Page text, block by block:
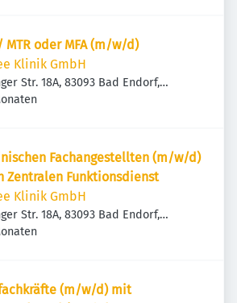
MTR oder MFA (m/w/d)
Klinik GmbH
Str. 18A, 83093 Bad Endorf,
:
Fachangestellten (m/w/d)
Zentralen Funktionsdienst
Klinik GmbH
Str. 18A, 83093 Bad Endorf,
:
(m/w/d) mit